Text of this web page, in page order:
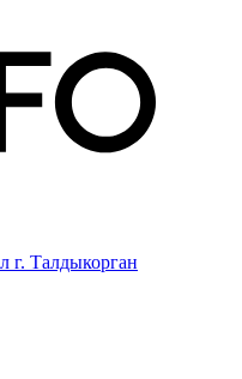
Талдыкорган